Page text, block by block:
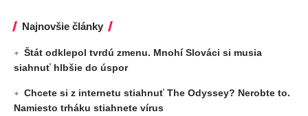
Najnovšie články
Štát odklepol tvrdú zmenu. Mnohí Slováci si musia
siahnuť hlbšie do úspor
Chcete si z internetu stiahnuť The Odyssey? Nerobte to.
Namiesto trháku stiahnete vírus